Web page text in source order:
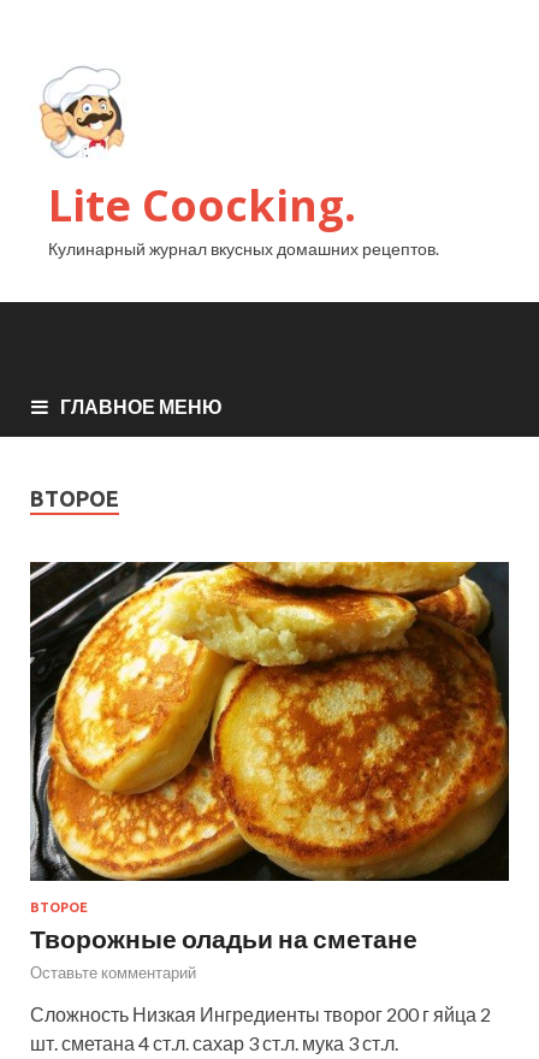
Lite Coocking.
Кулинарный журнал вкусных домашних рецептов.
ГЛАВНОЕ МЕНЮ
ВТОРОЕ
ВТОРОЕ
Творожные оладьи на сметане
Оставьте комментарий
Сложность Низкая Ингредиенты творог 200 г яйца 2
шт. сметана 4 ст.л. сахар 3 ст.л. мука 3 ст.л.